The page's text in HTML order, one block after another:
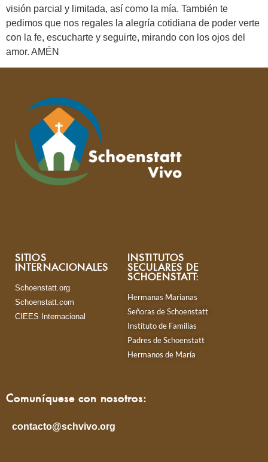
visión parcial y limitada, así como la mía. También te
pedimos que nos regales la alegría cotidiana de poder verte
con la fe, escucharte y seguirte, mirando con los ojos del
amor. AMÉN
SITIOS
INTERNACIONALES
Schoenstatt.org
Schoenstatt.com
CIEES Internacional
INSTITUTOS
SECULARES DE
SCHOENSTATT:
Hermanas Marianas
Señoras de Schoenstatt
Instituto de Familias
Padres de Schoenstatt
Hermanos de María
Comuníquese con nosotros:
contacto@schvivo.org